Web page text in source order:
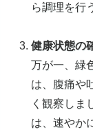
ら調理を行
健康状態の
万が一、緑
は、腹痛や
く観察しま
は、速やか